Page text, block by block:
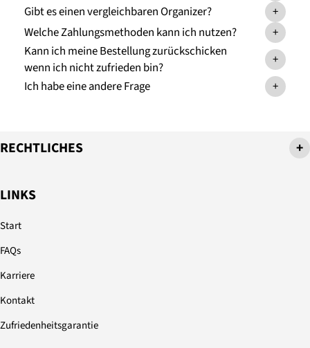
Gibt es einen vergleichbaren Organizer?
+
Welche Zahlungsmethoden kann ich nutzen?
+
Kann ich meine Bestellung zurückschicken
wenn ich nicht zufrieden bin?
+
Ich habe eine andere Frage
+
RECHTLICHES +
LINKS
Start
FAQs
Karriere
Kontakt
Zufriedenheitsgarantie